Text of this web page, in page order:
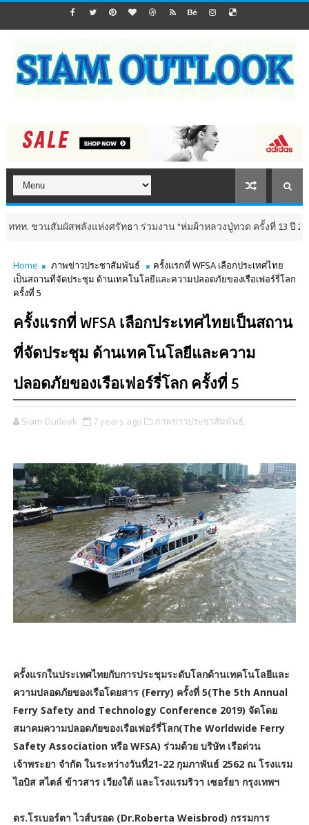
นสัมผัสพลังแห่งศรัทธา ร่วมงาน "ห่มผ้าหลวงปู่ทวด ครั้งที่ 13 ปี 2569" เ
Home ภาพข่าวประชาสัมพันธ์
ครั้งแรกที่ WFSA เลือกประเทศไทย
เป็นสถานที่จัดประชุม ด้านเทคโนโลยีและความปลอดภัยของเรือเฟอร์รี่โลก
ครั้งที่ 5
ครั้งแรกที่ WFSA เลือกประเทศไทยเป็นสถาน
ที่จัดประชุม ด้านเทคโนโลยีและความ
ปลอดภัยของเรือเฟอร์รี่โลก ครั้งที่ 5
Siam Outlook 7 years ago ภาพข่าวประชาสัมพันธ์,
ครั้งแรกในประเทศไทยกับการประชุมระดับโลกด้านเทคโนโลยีและ
ความปลอดภัยของเรือโดยสาร (Ferry) ครั้งที่ 5(The 5th Annual
Ferry Safety and Technology Conference 2019) จัดโดย
สมาคมความปลอดภัยของเรือเฟอร์รี่โลก(The Worldwide Ferry
Safety Association หรือ WFSA) ร่วมด้วย บริษัท เรือด่วน
เจ้าพระยา จำกัด ในระหว่างวันที่21-22 กุมภาพันธ์ 2562 ณ โรงแรม
ไอบิส สไตล์ ข้าวสาร เวียงใต้ และโรงแรมริวา เซอร์ยา กรุงเทพฯ
ดร.โรเบอร์ตา ไวส์บรอด (Dr.Roberta Weisbrod) กรรมการ